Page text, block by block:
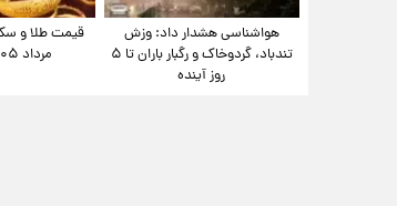
هواشناسی هشدار داد: وزش
تندباد، گردوخاک و رگبار باران تا ۵
روز آینده
مرداد ۱۴۰۵ +جدول